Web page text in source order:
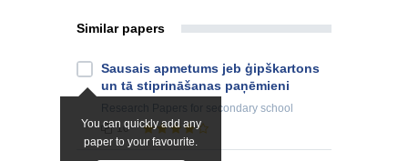
Similar papers
You can quickly add any
paper to your favourite.
Sausais apmetums jeb ģipškartons
un tā stiprināšanas paņēmieni
for secondary school
10